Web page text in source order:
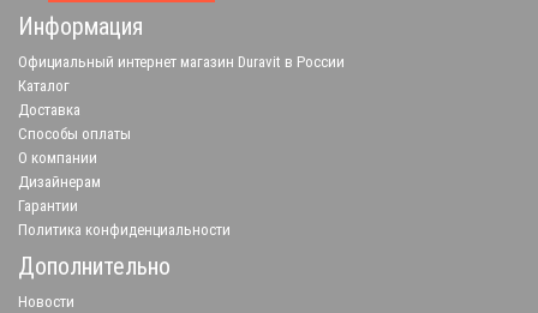
Информация
Официальный интернет магазин Duravit в России
Каталог
Доставка
Способы оплаты
О компании
Дизайнерам
Гарантии
Политика конфиденциальности
Дополнительно
Новости